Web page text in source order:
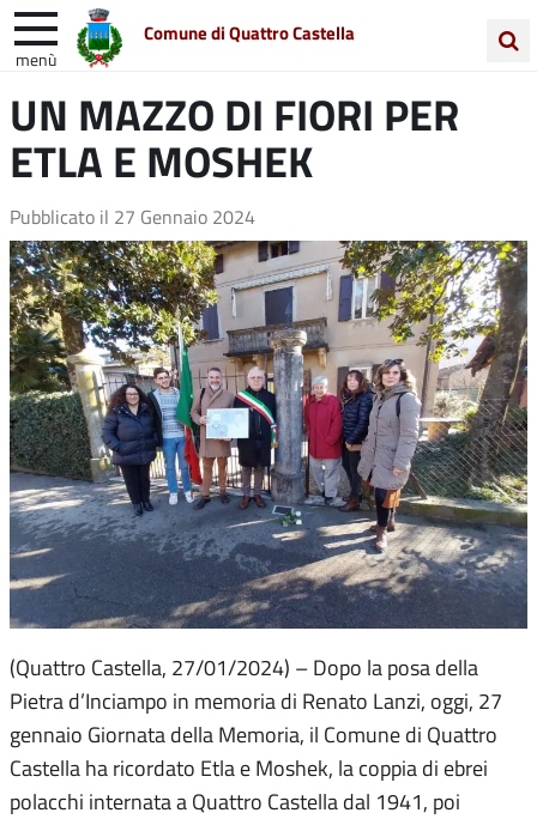
Comune di Quattro Castella
menù
nel
sito
Entra in Comune Vivi Quattro Castella
Unione Colline Matildiche
UN MAZZO DI FIORI PER
ETLA E MOSHEK
Pubblicato il 27 Gennaio 2024
(Quattro Castella, 27/01/2024) – Dopo la posa della
Pietra d’Inciampo in memoria di Renato Lanzi, oggi, 27
gennaio Giornata della Memoria, il Comune di Quattro
Castella ha ricordato Etla e Moshek, la coppia di ebrei
polacchi internata a Quattro Castella dal 1941, poi